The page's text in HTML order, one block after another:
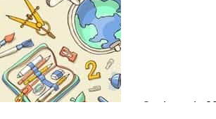
© gdz.moda